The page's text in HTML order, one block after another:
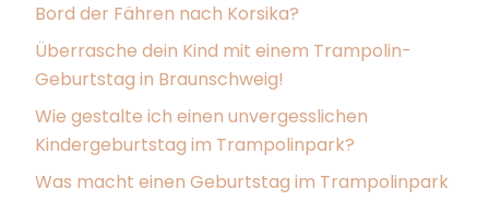
Bord der Fähren nach Korsika?
Überrasche dein Kind mit einem Trampolin-
Geburtstag in Braunschweig!
Wie gestalte ich einen unvergesslichen
Kindergeburtstag im Trampolinpark?
Was macht einen Geburtstag im Trampolinpark